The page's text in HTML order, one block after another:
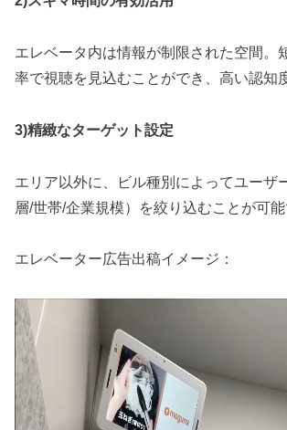
エレベータ内は情報が制限された空間。
率で視聴を見込むことができ、高い認知
3)精緻なターゲット設定
エリア以外に、ビル種別によってユーザ
層/世帯/企業規模）を絞り込むことが可能
エレベーター広告出稿イメージ：